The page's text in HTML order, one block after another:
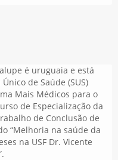
é uruguaia e está
de Saúde (SUS)
Mais Médicos para o
de Especialização da
de Conclusão de
“Melhoria na saúde da
na USF Dr. Vicente